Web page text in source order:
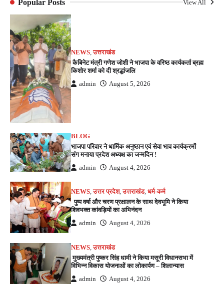
Popular Posts View All
NEWS,उत्तराखंड
कैबिनेट मंत्री गणेश जोशी ने भाजपा के वरिष्ठ कार्यकर्ता ब्रह्म
किशोर शर्मा को दी श्रद्धांजलि
admin August 5, 2026
BLOG
भाजपा परिवार ने धार्मिक अनुष्ठान एवं सेवा भाव कार्यक्रमों
संग मनाया प्रदेश अध्यक्ष का जन्मदिन !
admin August 4, 2026
NEWS ,उत्तर प्रदेश,उत्तराखंड,धर्म-कर्म
पुष्प वर्षा और चरण प्रक्षालन के साथ देवभूमि ने किया
शिवभक्त कांवड़ियों का अभिनंदन
admin August 4, 2026
NEWS ,उत्तराखंड
मुख्यमंत्री पुष्कर सिंह धामी ने किया मसूरी विधानसभा में
विभिन्न विकास योजनाओं का लोकार्पण – शिलान्यास
admin August 4, 2026